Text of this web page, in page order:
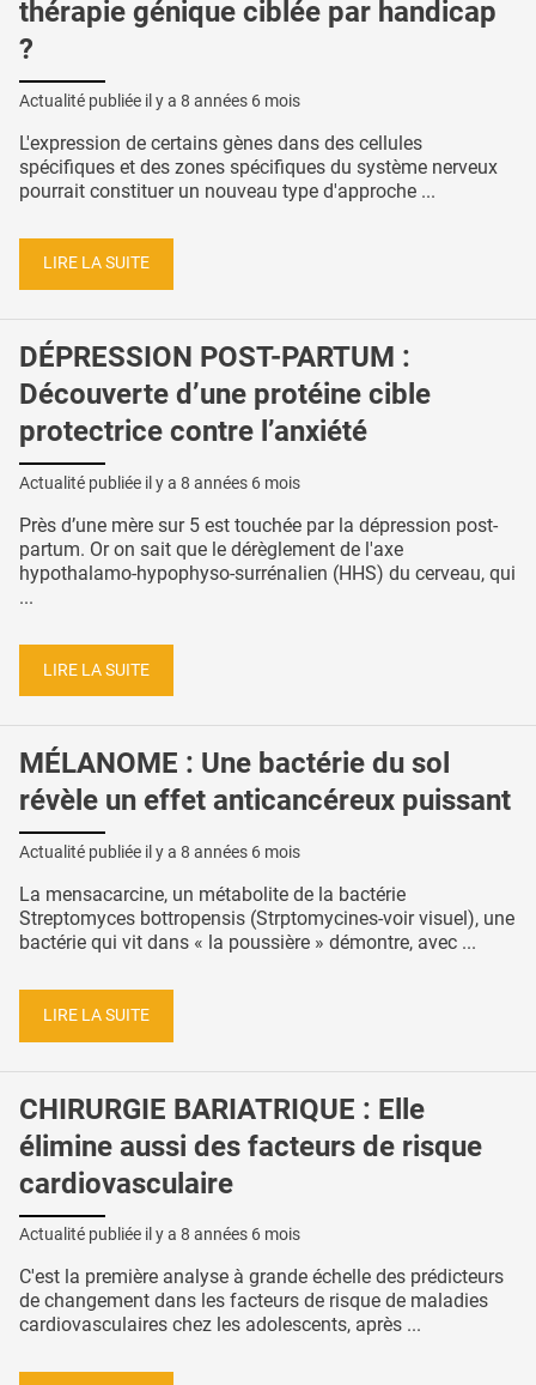
thérapie génique ciblée par handicap
?
Actualité publiée il y a 8 années 6 mois
L'expression de certains gènes dans des cellules
spécifiques et des zones spécifiques du système nerveux
pourrait constituer un nouveau type d'approche ...
LIRE LA SUITE
DÉPRESSION POST-PARTUM :
Découverte d’une protéine cible
protectrice contre l’anxiété
Actualité publiée il y a 8 années 6 mois
Près d’une mère sur 5 est touchée par la dépression post-
partum. Or on sait que le dérèglement de l'axe
hypothalamo-hypophyso-surrénalien (HHS) du cerveau, qui
...
LIRE LA SUITE
MÉLANOME : Une bactérie du sol
révèle un effet anticancéreux puissant
Actualité publiée il y a 8 années 6 mois
La mensacarcine, un métabolite de la bactérie
Streptomyces bottropensis (Strptomycines-voir visuel), une
bactérie qui vit dans « la poussière » démontre, avec ...
LIRE LA SUITE
CHIRURGIE BARIATRIQUE : Elle
élimine aussi des facteurs de risque
cardiovasculaire
Actualité publiée il y a 8 années 6 mois
C'est la première analyse à grande échelle des prédicteurs
de changement dans les facteurs de risque de maladies
cardiovasculaires chez les adolescents, après ...